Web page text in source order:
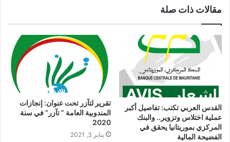
مقالات ذات صلة
القدس العربي تكتب: تفاصيل أكبر
عملية اختلاس وتزوير.. والبنك
المركزي بموريتانيا يحقق في
الفضيحة المالية
تقرير لتآزر تحت عنوان: إنجازات
المندوبية العامة ” تآزر” في سنة
2020
يناير 3, 2021